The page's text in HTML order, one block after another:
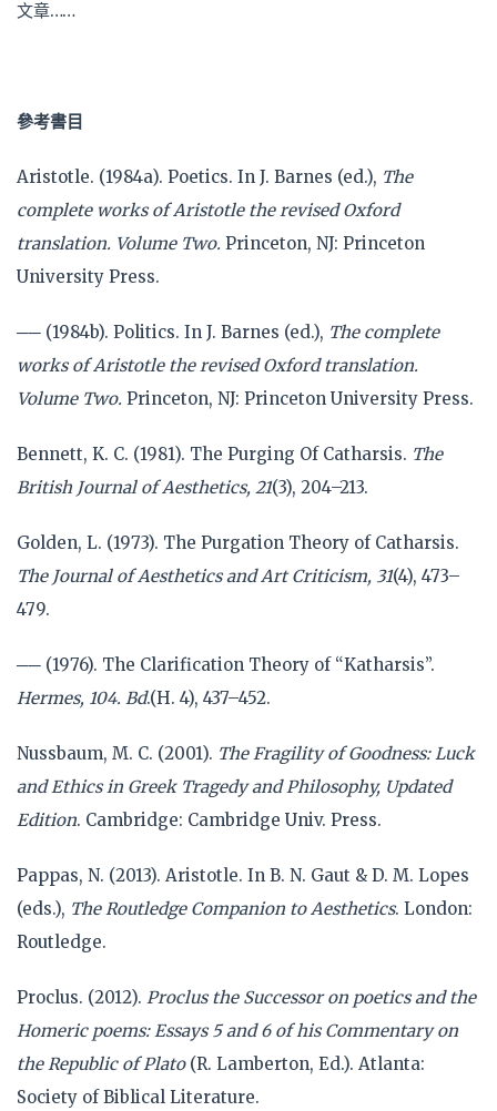
文章……
參考書目
Aristotle. (1984a). Poetics. In J. Barnes (ed.), The
complete works of Aristotle the revised Oxford
translation. Volume Two. Princeton, NJ: Princeton
University Press.
── (1984b). Politics. In J. Barnes (ed.), The complete
works of Aristotle the revised Oxford translation.
Volume Two. Princeton, NJ: Princeton University Press.
Bennett, K. C. (1981). The Purging Of Catharsis. The
British Journal of Aesthetics, 21(3), 204–213.
Golden, L. (1973). The Purgation Theory of Catharsis.
The Journal of Aesthetics and Art Criticism, 31(4), 473–
479.
── (1976). The Clarification Theory of “Katharsis”.
Hermes, 104. Bd.(H. 4), 437–452.
Nussbaum, M. C. (2001). The Fragility of Goodness: Luck
and Ethics in Greek Tragedy and Philosophy, Updated
Edition. Cambridge: Cambridge Univ. Press.
Pappas, N. (2013). Aristotle. In B. N. Gaut & D. M. Lopes
(eds.), The Routledge Companion to Aesthetics. London:
Routledge.
Proclus. (2012). Proclus the Successor on poetics and the
Homeric poems: Essays 5 and 6 of his Commentary on
the Republic of Plato(R. Lamberton, Ed.). Atlanta:
Society of Biblical Literature.